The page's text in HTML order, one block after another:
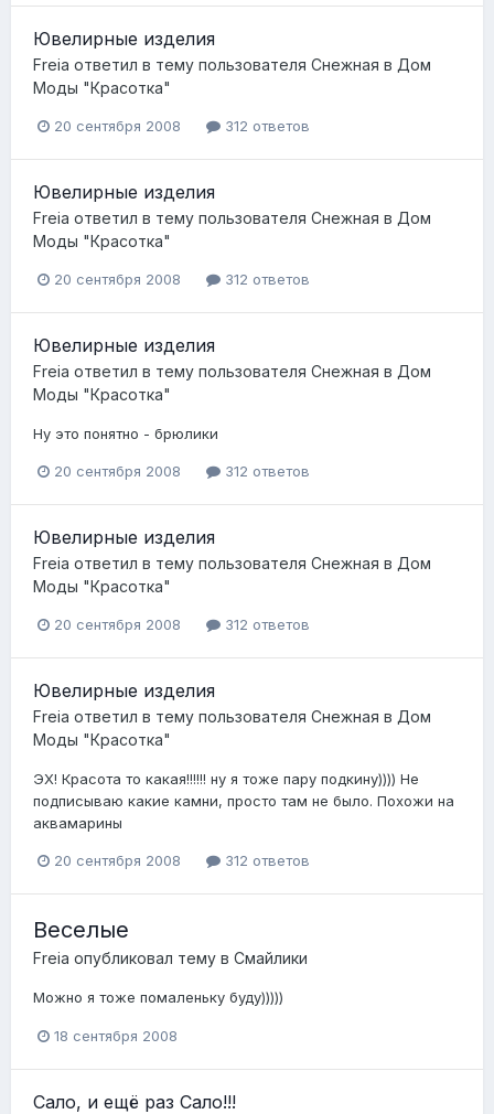
Ювелирные изделия
Freia ответил в тему пользователя Снежная в Дом
Моды "Красотка"
20 сентября 2008 312 ответов
Ювелирные изделия
Freia ответил в тему пользователя Снежная в Дом
Моды "Красотка"
20 сентября 2008 312 ответов
Ювелирные изделия
Freia ответил в тему пользователя Снежная в Дом
Моды "Красотка"
Ну это понятно - брюлики
20 сентября 2008 312 ответов
Ювелирные изделия
Freia ответил в тему пользователя Снежная в Дом
Моды "Красотка"
20 сентября 2008 312 ответов
Ювелирные изделия
Freia ответил в тему пользователя Снежная в Дом
Моды "Красотка"
ЭХ! Красота то какая!!!!!! ну я тоже пару подкину)))) Не
подписываю какие камни, просто там не было. Похожи на
аквамарины
20 сентября 2008 312 ответов
Веселые
Freia опубликовал тему в Смайлики
Можно я тоже помаленьку буду)))))
18 сентября 2008
Сало, и ещё раз Сало!!!